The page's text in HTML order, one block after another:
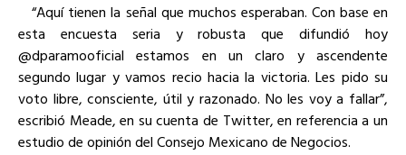
“Aquí tienen la señal que muchos esperaban. Con base en
esta encuesta seria y robusta que difundió hoy
@dparamooficial estamos en un claro y ascendente
segundo lugar y vamos recio hacia la victoria. Les pido su
voto libre, consciente, útil y razonado. No les voy a fallar”,
escribió Meade, en su cuenta de Twitter, en referencia a un
estudio de opinión del Consejo Mexicano de Negocios.